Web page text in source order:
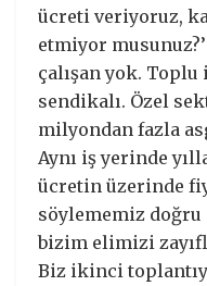
ücreti veriyoruz,
etmiyor
çalışan yok. Toplu
sendikalı. Özel
milyondan fazla
Aynı iş yerinde
ücretin üzerinde
söylememiz doğru
bizim elimizi
Biz ikinci